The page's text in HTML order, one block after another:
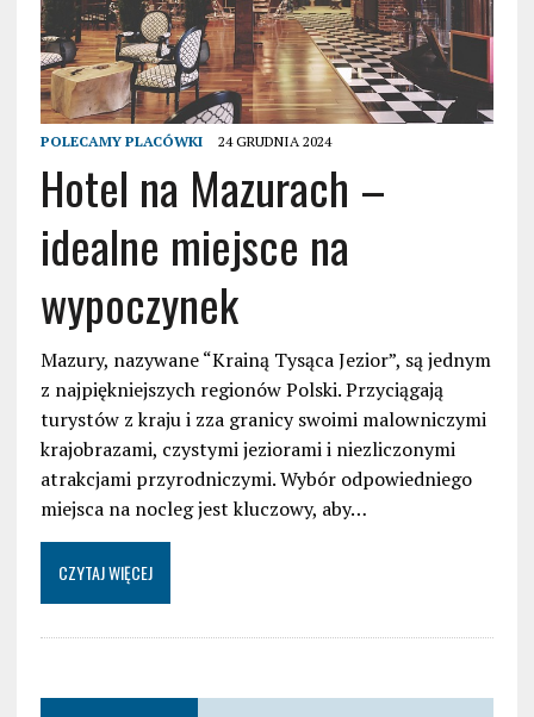
POLECAMY PLACÓWKI 24 GRUDNIA 2024
Hotel na Mazurach –
idealne miejsce na
wypoczynek
Mazury, nazywane “Krainą Tysąca Jezior”, są jednym
z najpiękniejszych regionów Polski. Przyciągają
turystów z kraju i zza granicy swoimi malowniczymi
krajobrazami, czystymi jeziorami i niezliczonymi
atrakcjami przyrodniczymi. Wybór odpowiedniego
miejsca na nocleg jest kluczowy, aby…
CZYTAJ WIĘCEJ